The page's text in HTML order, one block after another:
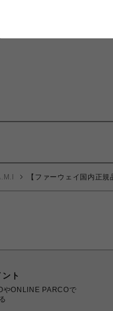
【ファーウェイ国内正
ト
やONLINE PARCOで